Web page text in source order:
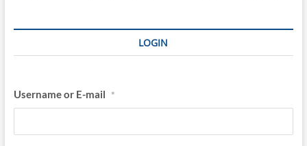
a
LOGIN
Username or E-mail *